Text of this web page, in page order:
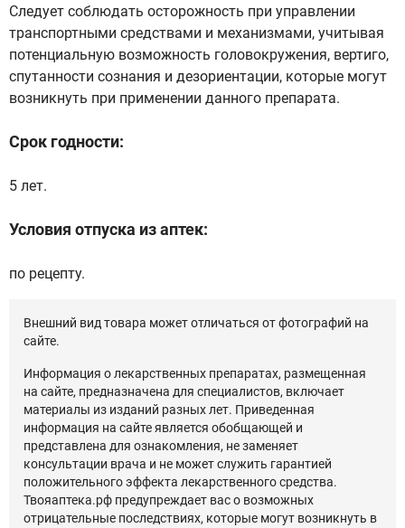
Следует соблюдать осторожность при управлении
транспортными средствами и механизмами, учитывая
потенциальную возможность головокружения, вертиго,
спутанности сознания и дезориентации, которые могут
возникнуть при применении данного препарата.
Срок годности:
5 лет.
Условия отпуска из аптек:
по рецепту.
Внешний вид товара может отличаться от фотографий на
сайте.
Информация о лекарственных препаратах, размещенная
на сайте, предназначена для специалистов, включает
материалы из изданий разных лет. Приведенная
информация на сайте является обобщающей и
представлена для ознакомления, не заменяет
консультации врача и не может служить гарантией
положительного эффекта лекарственного средства.
Твояаптека.рф предупреждает вас о возможных
отрицательные последствиях, которые могут возникнуть в